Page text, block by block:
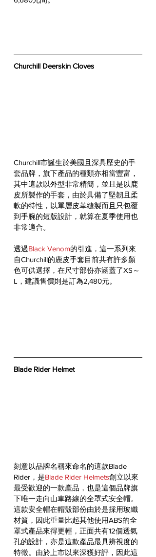
Churchill Deerskin Cloves
Churchill市誕生於美國且深具歷史的手
套品牌，旗下產品的種類亦相當豐富，
其中這款以外型非常精簡，並且是以鹿
皮所製作的手套，由於具備了堅韌且柔
軟的特性，以單層皮革縫製而且只包覆
到手腕的短版設計，就算在夏季使用也
非常適合。
透過Black Venom的引進，這一系列來
自Churchill的鹿皮手套目前共有許多顏
色可供選擇，在尺寸部份亦涵蓋了XS～
L，建議售價則是訂為2,480元。
Blade Rider Helmet
刻意以品牌名稱來命名的這款Blade
Rider，是Blade Rider Helmets創立以來
最受歡迎的一款產品，也是這個品牌旗
下唯一走向山車路線的全罩式安全帽。
這款安全帽在帽殼部份由於是採用玻纖
材質，因此重量比起其他使用ABS的全
罩式產品來得更輕，正面共有12個透氣
孔的設計，亦是這款產品最具辨視度的
特徵。由於上市以來深獲好評，因此這